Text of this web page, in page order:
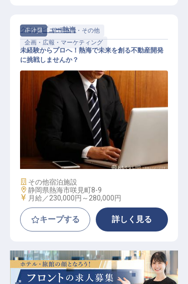
正社員
管理部門・その他
企画・広報・マーケティング
不動産開発企画
グランビュー熱海
未経験からプロへ！熱海で未来を創る不動産開発
に挑戦しませんか？
施設業態
その他宿泊施設
勤務地
静岡県熱海市咲見町8-9
給与
月給／230,000円～ 280,000円
キープする 詳しく見る